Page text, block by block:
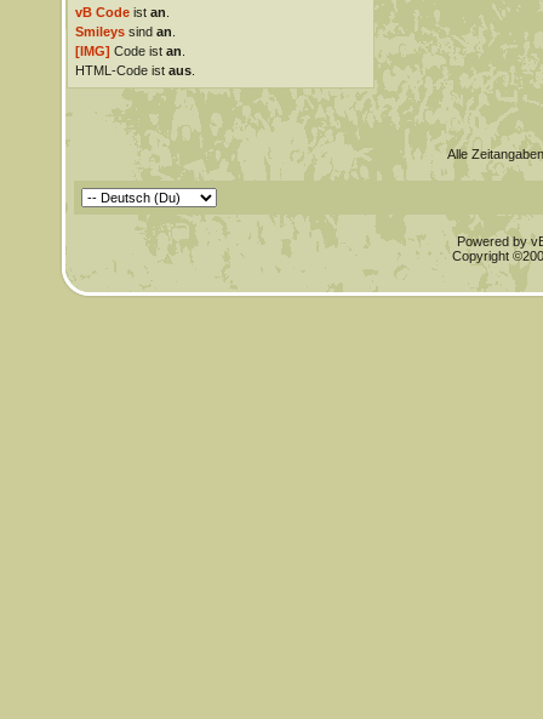
vB Codeist an
Smileyssind an
[IMG] Code ist an
HTML-Code ist aus.
Alle
Powered by
Copyright